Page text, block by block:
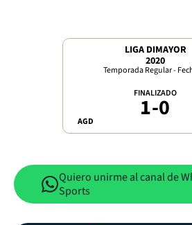
LIGA DIMAYOR
2020
Temporada Regular -
AGD
FINALIZADO
1-0
Quiero unirme al canal de
Sports